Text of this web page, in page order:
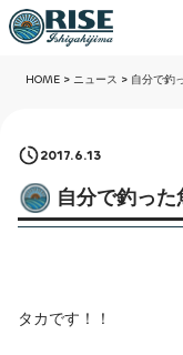
HOME> ニュース > 自分で釣
2017.6.13
自分で釣っ
タカです！！